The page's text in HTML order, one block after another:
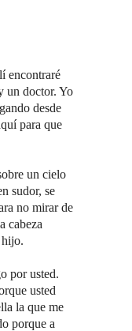
encontraré
un doctor. Yo
desde
para que
un cielo
sudor, se
no mirar de
cabeza
hijo.
por usted.
usted
la que me
porque a